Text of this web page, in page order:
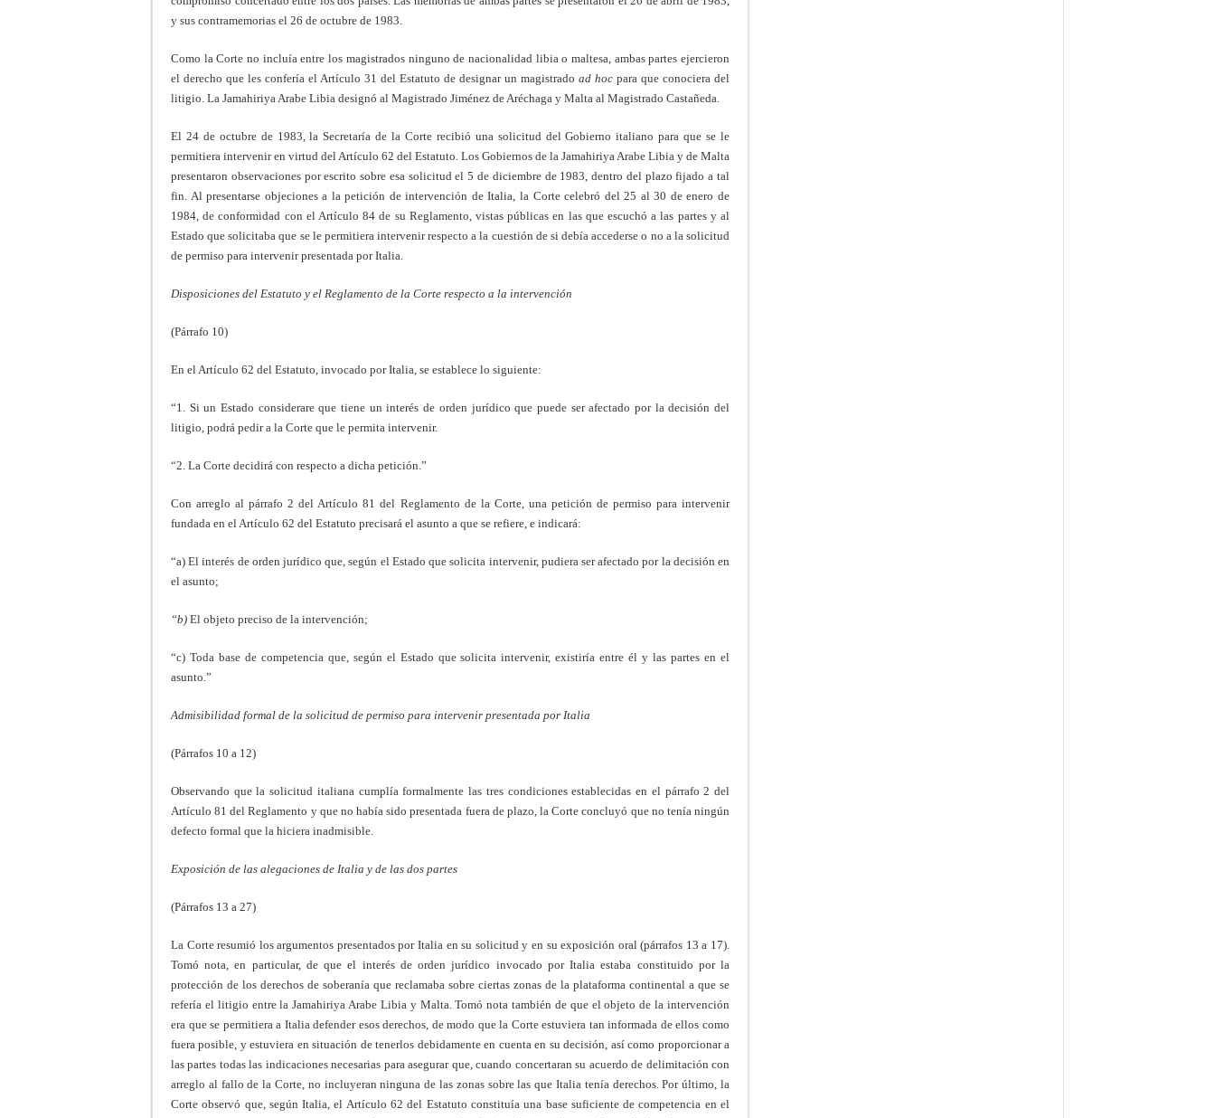
y sus contramemorias el 26 de octubre de 1983.
Como la Corte no incluía entre los magistrados ninguno de nacionalidad libia o maltesa, ambas partes ejercieron
el derecho que les confería el Artículo 31 del Estatuto de designar un magistrado ad hoc para que conociera del
litigio. La Jamahiriya Arabe Libia designó al Magistrado Jiménez de Aréchaga y Malta al Magistrado Castañeda.
El 24 de octubre de 1983, la Secretaría de la Corte recibió una solicitud del Gobierno italiano para que se le
permitiera intervenir en virtud del Artículo 62 del Estatuto. Los Gobiernos de la Jamahiriya Arabe Libia y de Malta
presentaron observaciones por escrito sobre esa solicitud el 5 de diciembre de 1983, dentro del plazo fijado a tal
fin. Al presentarse objeciones a la petición de intervención de Italia, la Corte celebró del 25 al 30 de enero de
1984, de conformidad con el Artículo 84 de su Reglamento, vistas públicas en las que escuchó a las partes y al
Estado que solicitaba que se le permitiera intervenir respecto a la cuestión de si debía accederse o no a la solicitud
de permiso para intervenir presentada por Italia.
Disposiciones del Estatuto y el Reglamento de la Corte respecto a la intervención
(Párrafo 10)
En el Artículo 62 del Estatuto, invocado por Italia, se establece lo siguiente:
“1. Si un Estado considerare que tiene un interés de orden jurídico que puede ser afectado por la decisión del
litigio, podrá pedir a la Corte que le permita intervenir.
“2. La Corte decidirá con respecto a dicha petición.”
Con arreglo al párrafo 2 del Artículo 81 del Reglamento de la Corte, una petición de permiso para intervenir
fundada en el Artículo 62 del Estatuto precisará el asunto a que se refiere, e indicará:
“a) El interés de orden jurídico que, según el Estado que solicita intervenir, pudiera ser afectado por la decisión en
el asunto;
“b) El objeto preciso de la intervención;
“c) Toda base de competencia que, según el Estado que solicita intervenir, existiría entre él y las partes en el
asunto.”
Admisibilidad formal de la solicitud de permiso para intervenir presentada por Italia
(Párrafos 10 a 12)
Observando que la solicitud italiana cumplía formalmente las tres condiciones establecidas en el párrafo 2 del
Artículo 81 del Reglamento y que no había sido presentada fuera de plazo, la Corte concluyó que no tenía ningún
defecto formal que la hiciera inadmisible.
Exposición de las alegaciones de Italia y de las dos partes
(Párrafos 13 a 27)
La Corte resumió los argumentos presentados por Italia en su solicitud y en su exposición oral (párrafos 13 a 17).
Tomó nota, en particular, de que el interés de orden jurídico invocado por Italia estaba constituido por la
protección de los derechos de soberanía que reclamaba sobre ciertas zonas de la plataforma continental a que se
refería el litigio entre la Jamahiriya Arabe Libia y Malta. Tomó nota también de que el objeto de la intervención
era que se permitiera a Italia defender esos derechos, de modo que la Corte estuviera tan informada de ellos como
fuera posible, y estuviera en situación de tenerlos debidamente en cuenta en su decisión, así como proporcionar a
las partes todas las indicaciones necesarias para asegurar que, cuando concertaran su acuerdo de delimitación con
arreglo al fallo de la Corte, no incluyeran ninguna de las zonas sobre las que Italia tenía derechos. Por último, la
Corte observó que, según Italia, el Artículo 62 del Estatuto constituía una base suficiente de competencia en el